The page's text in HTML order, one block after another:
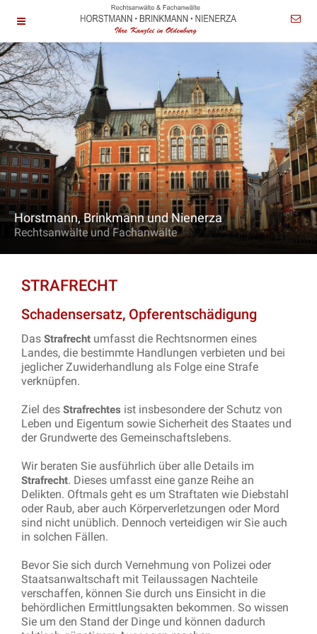
Horstmann, Brinkmann und Nienerza
Rechtsanwälte und Fachanwälte
STRAFRECHT
Schadensersatz, Opferentschädigung
Das Strafrecht umfasst die Rechtsnormen eines
Landes, die bestimmte Handlungen verbieten und bei
jeglicher Zuwiderhandlung als Folge eine Strafe
verknüpfen.
Ziel des Strafrechtes ist insbesondere der Schutz von
Leben und Eigentum sowie Sicherheit des Staates und
der Grundwerte des Gemeinschaftslebens.
Wir beraten Sie ausführlich über alle Details im
Strafrecht. Dieses umfasst eine ganze Reihe an
Delikten. Oftmals geht es um Straftaten wie Diebstahl
oder Raub, aber auch Körperverletzungen oder Mord
sind nicht unüblich. Dennoch verteidigen wir Sie auch
in solchen Fällen.
Bevor Sie sich durch Vernehmung von Polizei oder
Staatsanwaltschaft mit Teilaussagen Nachteile
verschaffen, können Sie durch uns Einsicht in die
behördlichen Ermittlungsakten bekommen. So wissen
Sie um den Stand der Dinge und können dadurch